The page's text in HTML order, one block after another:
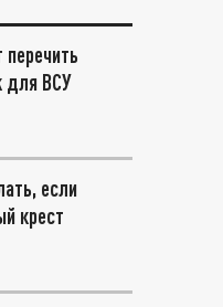
для ВСУ
если
крест